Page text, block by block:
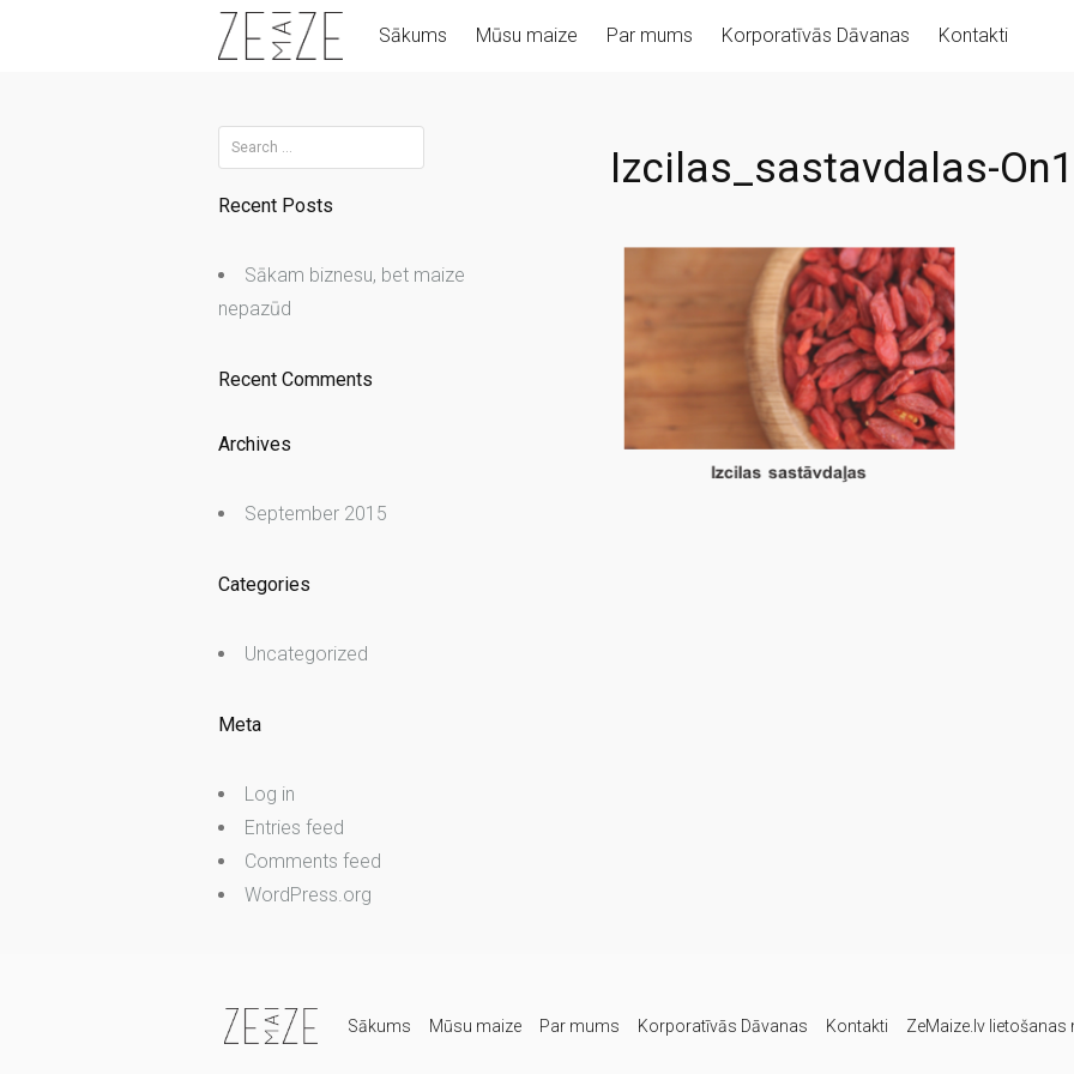
Sākums Mūsu maize Par mums Korporatīvās Dāvanas Kontakti
Izcilas_sastavdalas-On1
Search
for:
Recent Posts
Sākam biznesu, bet maize
nepazūd
Recent Comments
Archives
September 2015
Categories
Uncategorized
Meta
Log in
Entries feed
Comments feed
WordPress.org
Sākums Mūsu maize Par mums Korporatīvās Dāvanas Kontakti ZeMaize.lv lietošanas